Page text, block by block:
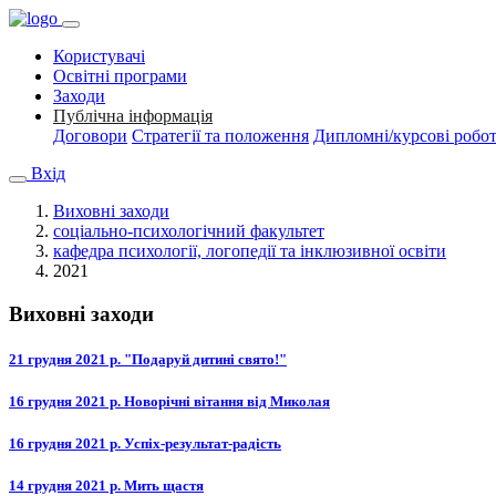
Користувачі
Освітні програми
Заходи
Публічна інформація
Договори Стратегії та положення Дипломні/курсові
Вхід
Виховні заходи
соціально-психологічний факультет
кафедра психології, логопедії та інклюзивної освіти
2021
Виховні заходи
21 грудня 2021 р. "Подаруй дитині свято!"
16 грудня 2021 р. Новорічні вітання від Миколая
16 грудня 2021 р. Успіх-результат-радість
14 грудня 2021 р. Мить щастя